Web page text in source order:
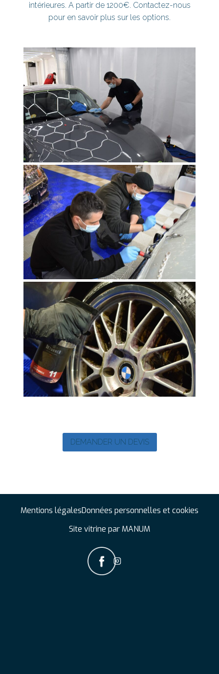
intérieures. A partir de 1200€. Contactez-nous
pour en savoir plus sur les options.
DEMANDER UN DEVIS
Mentions légalesDonnées personnelles et cookies
Site vitrine par MANUM